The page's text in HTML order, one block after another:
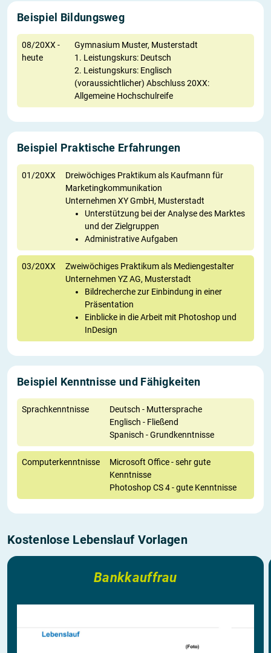
Beispiel Bildungsweg
08/20XX -
heute
Gymnasium Muster, Musterstadt
1. Leistungskurs: Deutsch
2. Leistungskurs: Englisch
(voraussichtlicher) Abschluss 20XX:
Allgemeine Hochschulreife
Beispiel Praktische Erfahrungen
01/20XX
Dreiwöchiges Praktikum als Kaufmann für
Marketingkommunikation
Unternehmen XY GmbH, Musterstadt
Unterstützung bei der Analyse des Marktes
und der Zielgruppen
Administrative Aufgaben
03/20XX
Zweiwöchiges Praktikum als Mediengestalter
Unternehmen YZ AG, Musterstadt
Bildrecherche zur Einbindung in einer
Präsentation
Einblicke in die Arbeit mit Photoshop und
InDesign
Beispiel Kenntnisse und Fähigkeiten
Sprachkenntnisse
Deutsch - Muttersprache
Englisch - Fließend
Spanisch - Grundkenntnisse
Computerkenntnisse
Microsoft Office - sehr gute
Kenntnisse
Photoshop CS 4 - gute Kenntnisse
Kostenlose Lebenslauf Vorlagen
Bankkauffrau